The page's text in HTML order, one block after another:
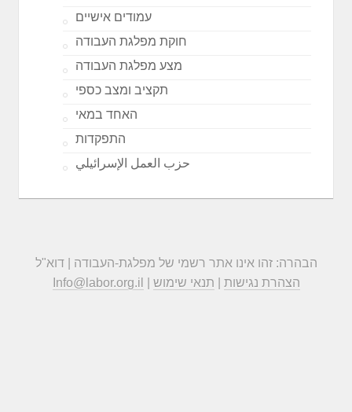
עמודים אישיים
חוקת מפלגת העבודה
מצע מפלגת העבודה
תקציב ומצב כספי
האחד במאי
התפקדות
حزب العمل الإسرائيلي
הבהרה: זהו אינו אתר רשמי של מפלגת-העבודה | דוא"ל
Info@labor.org.il
הצהרת נגישות תנאי שימוש